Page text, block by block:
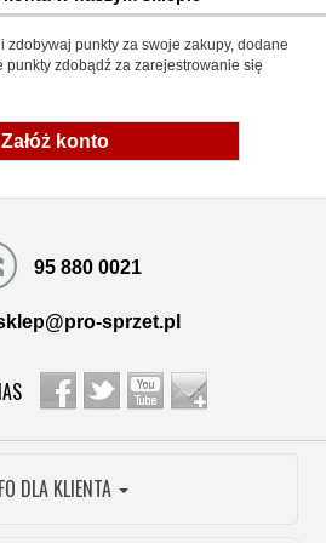
zdobywaj punkty za swoje zakupy, dodane
zdobądź za zarejestrowanie się
Załóż konto
95 880 0021
sprzet.pl
DLA KLIENTA